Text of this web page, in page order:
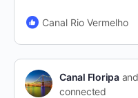
Canal Rio Vermelho
Canal Floripaand
connected